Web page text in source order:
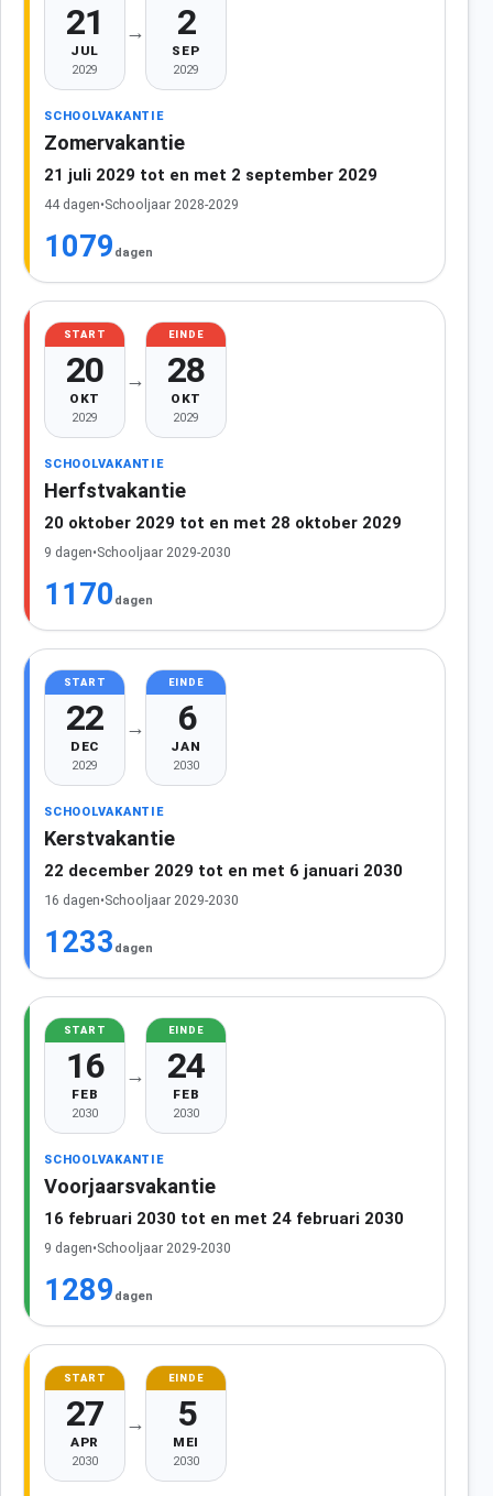
21
JUL
2029
→ 2
SEP
2029
SCHOOLVAKANTIE
Zomervakantie
21 juli 2029 tot en met 2 september 2029
44 dagen•Schooljaar 2028-2029
1079 dagen
START
20
OKT
2029
→
EINDE
28
OKT
2029
SCHOOLVAKANTIE
Herfstvakantie
20 oktober 2029 tot en met 28 oktober 2029
9 dagen•Schooljaar 2029-2030
1170 dagen
START
22
DEC
2029
→
EINDE
6
JAN
2030
SCHOOLVAKANTIE
Kerstvakantie
22 december 2029 tot en met 6 januari 2030
16 dagen•Schooljaar 2029-2030
1233 dagen
START
16
FEB
2030
→
EINDE
24
FEB
2030
SCHOOLVAKANTIE
Voorjaarsvakantie
16 februari 2030 tot en met 24 februari 2030
9 dagen•Schooljaar 2029-2030
1289 dagen
START
27
APR
2030
→
EINDE
5
MEI
2030